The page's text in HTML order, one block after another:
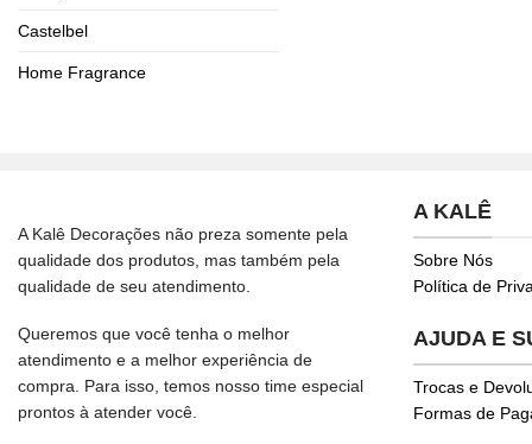
Castelbel
Home Fragrance
A Kalê Decorações não preza somente pela
qualidade dos produtos, mas também pela
qualidade de seu atendimento.
Queremos que você tenha o melhor
atendimento e a melhor experiência de
compra. Para isso, temos nosso time especial
prontos à atender você.
A KALÊ
Sobre Nós
Política de
AJUDA E
Trocas e
Formas de